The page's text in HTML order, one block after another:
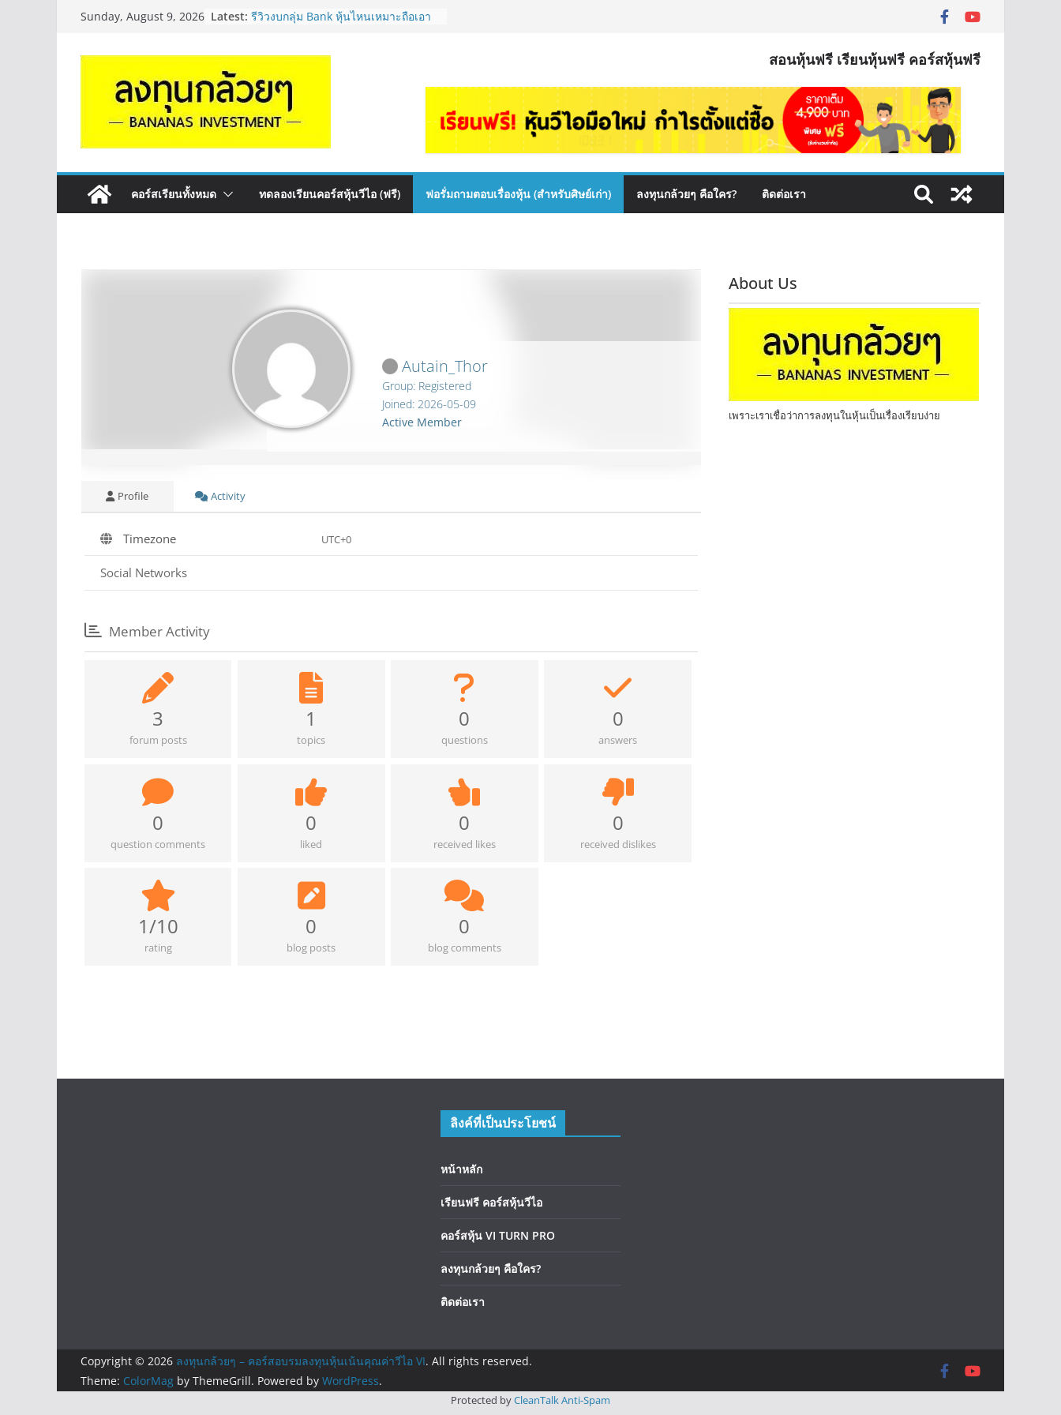
Sunday, August 9, 2026 Latest: รีวิวงบกลุ่ม Bank หุ้นไหนเหมาะถือเอา
Hot Topic! อัปเดทงบ สื่อสาร, ค้าปลีก
ตัวไหนเหมาะถือเอาปันผล? | Hot Topic
EP.41
หุ้นซอสภูเขาทอง Sauce เหมาะถือเป็น
OSP vs CBG vs ICHI ควร DCA ตัวไหน
ดี? | Q&A กล้วยๆ EP.1165
สอนหุ้นฟรี เรียนหุ้นฟรี คอร์สหุ้นฟรี
คอร์สเรียนทั้งหมด ทดลองเรียนคอร์สหุ้นวีไอ (ฟรี) ฟอรั่มถามตอบเรื่องหุ้น (สำหรับศิษย์เก่า) ลงทุนกล้วยๆ คือใคร? ติดต่อเรา
Autain_Thor
Group: Registered
Joined: 2026-05-09
Active Member
Profile Activity
Timezone UTC+0
Social Networks
Member Activity
3
forum posts
1
topics
0
questions
0
answers
0
question comments
0
liked
0
received likes
0
received dislikes
1/10
rating
0
blog posts
0
blog comments
About Us
เพราะเราเชื่อว่าการลงทุนในหุ้นเป็นเรื่องเรียบง่าย
ลิงค์ที่เป็นประโยชน์
หน้าหลัก
เรียนฟรี คอร์สหุ้นวีไอ
คอร์สหุ้น VI TURN PRO
ลงทุนกล้วยๆ คือใคร?
ติดต่อเรา
Copyright © 2026 ลงทุนกล้วยๆ – คอร์สอบรมลงทุนหุ้นเน้นคุณค่าวีไอ VI. All rights reserved.
Theme: ColorMag by ThemeGrill. Powered by WordPress.
Protected byCleanTalk Anti-Spam